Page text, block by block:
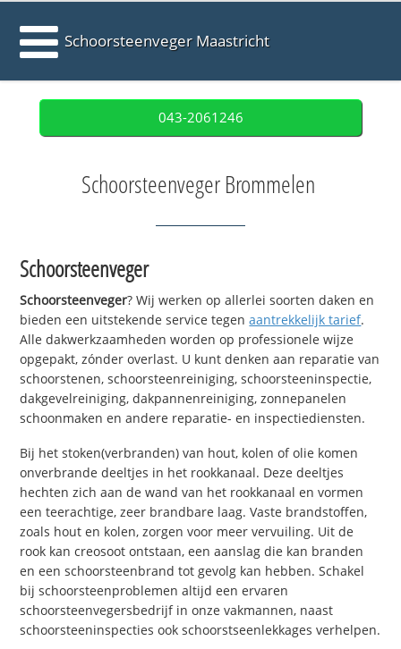
Schoorsteenveger Maastricht
043-2061246
Schoorsteenveger Brommelen
Schoorsteenveger
Schoorsteenveger? Wij werken op allerlei soorten daken en
bieden een uitstekende service tegenaantrekkelijk tarief.
Alle dakwerkzaamheden worden op professionele wijze
opgepakt, zónder overlast. U kunt denken aan reparatie van
schoorstenen, schoorsteenreiniging, schoorsteeninspectie,
dakgevelreiniging, dakpannenreiniging, zonnepanelen
schoonmaken en andere reparatie- en inspectiediensten.
Bij het stoken(verbranden) van hout, kolen of olie komen
onverbrande deeltjes in het rookkanaal. Deze deeltjes
hechten zich aan de wand van het rookkanaal en vormen
een teerachtige, zeer brandbare laag. Vaste brandstoffen,
zoals hout en kolen, zorgen voor meer vervuiling. Uit de
rook kan creosoot ontstaan, een aanslag die kan branden
en een schoorsteenbrand tot gevolg kan hebben. Schakel
bij schoorsteenproblemen altijd een ervaren
schoorsteenvegersbedrijf in onze vakmannen, naast
schoorsteeninspecties ook schoorstseenlekkages verhelpen.